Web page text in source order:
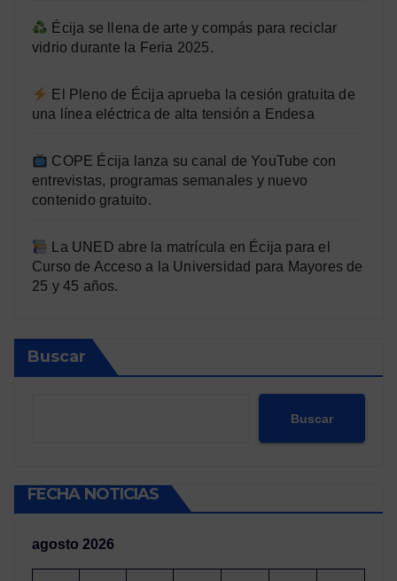
Écija se llena de arte y compás para reciclar
vidrio durante la Feria 2025.
El Pleno de Écija aprueba la cesión gratuita de
una línea eléctrica de alta tensión a Endesa
COPE Écija lanza su canal de YouTube con
entrevistas, programas semanales y nuevo
contenido gratuito.
La UNED abre la matrícula en Écija para el
Curso de Acceso a la Universidad para Mayores de
25 y 45 años.
Buscar
Buscar
FECHA NOTICIAS
agosto 2026